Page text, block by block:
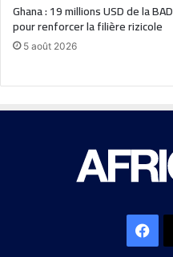
Ghana : 19 millions USD de la BAD
pour renforcer la filière rizicole
5 août 2026